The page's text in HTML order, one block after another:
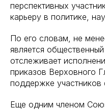
перспективных
карьеру в политике,
По его словам, не
является
отслеживает
приказов Верховного
поддержке участников
Еще одним членом